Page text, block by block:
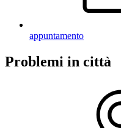
appuntamento
Problemi in città